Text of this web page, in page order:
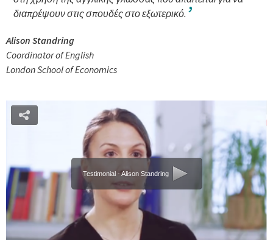
διαπρέψουν στις σπουδές στο εξωτερικό.
Alison Standring
Coordinator of English
London School of Economics
Testimonial - Alison Standring